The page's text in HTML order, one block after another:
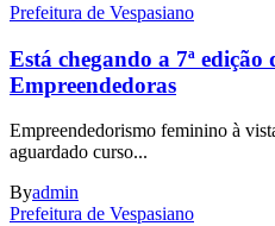
Prefeitura de Vespasiano
Está chegando a 7ª
Empreendedoras
Empreendedorismo feminino à
aguardado curso...
Byadmin
Prefeitura de Vespasiano